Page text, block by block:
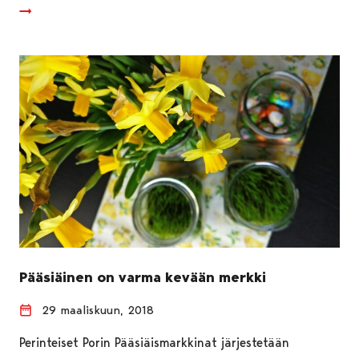
Pääsiäinen on varma kevään merkki
29 maaliskuun, 2018
Perinteiset Porin Pääsiäismarkkinat järjestetään